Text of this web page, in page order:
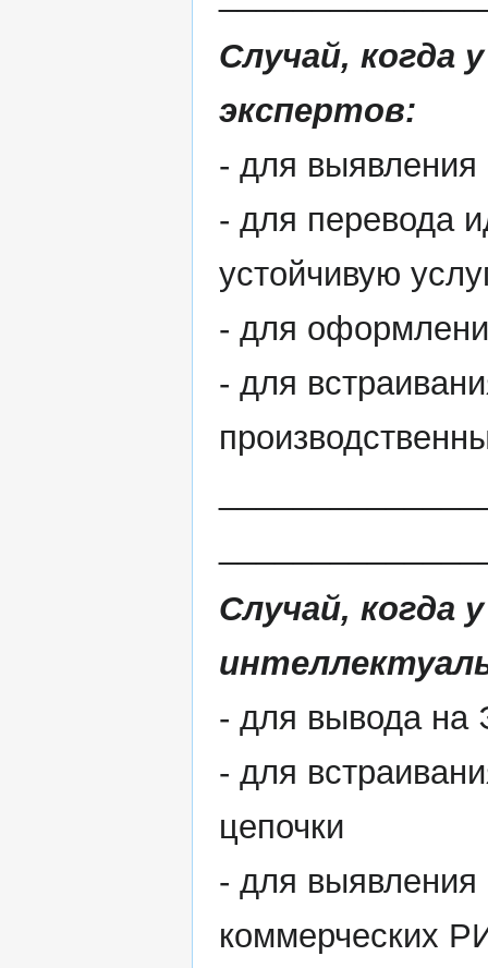
Случай, когда
экспертов:
- для
- для перевода
устойчивую
- для
- для
Случай, когда
- для вывода на
- для
цепочки
- для
коммерческих